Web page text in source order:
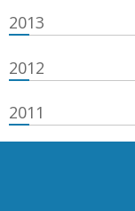
2013
2012
2011